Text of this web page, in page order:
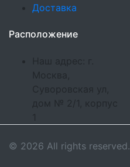
Доставка
Расположение
Наш адрес: г.
Москва,
Суворовская ул,
дом № 2/1, корпус
© 2026 All rights reserved.